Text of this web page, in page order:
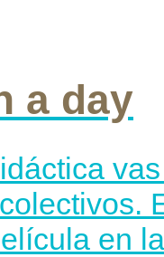
a day
en